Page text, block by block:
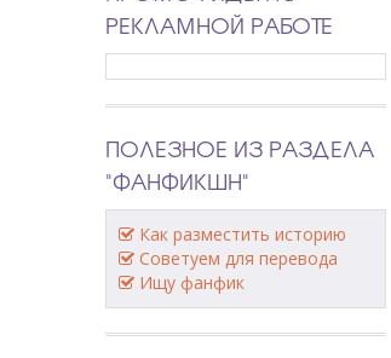
РЕКЛАМНОЙ РАБОТЕ
ПОЛЕЗНОЕ ИЗ РАЗДЕЛА
"ФАНФИКШН"
Как разместить историю
Советуем для перевода
Ищу фанфик